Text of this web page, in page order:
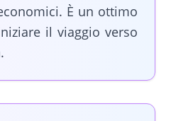
È un ottimo
il viaggio verso